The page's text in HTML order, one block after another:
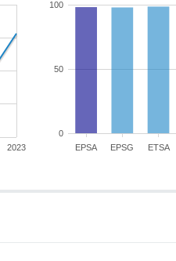
2023 EPSA EPSG ETSA
0
50
100